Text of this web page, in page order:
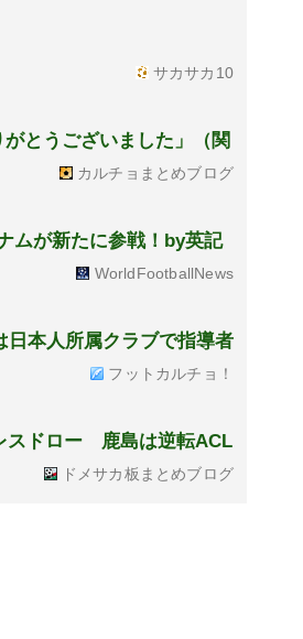
サカサカ10
とうございました」（関
カルチョまとめブログ
ムが新たに参戦！by英記
WorldFootballNews
日本人所属クラブで指導者
フットカルチョ！
スドロー 鹿島は逆転ACL
ドメサカ板まとめブログ